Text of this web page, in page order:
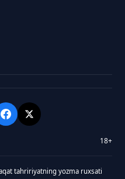
18+
tahririyatning yozma ruxsati